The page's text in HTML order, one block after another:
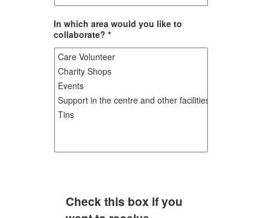
In which area would you like to
collaborate? *
Check this box if you